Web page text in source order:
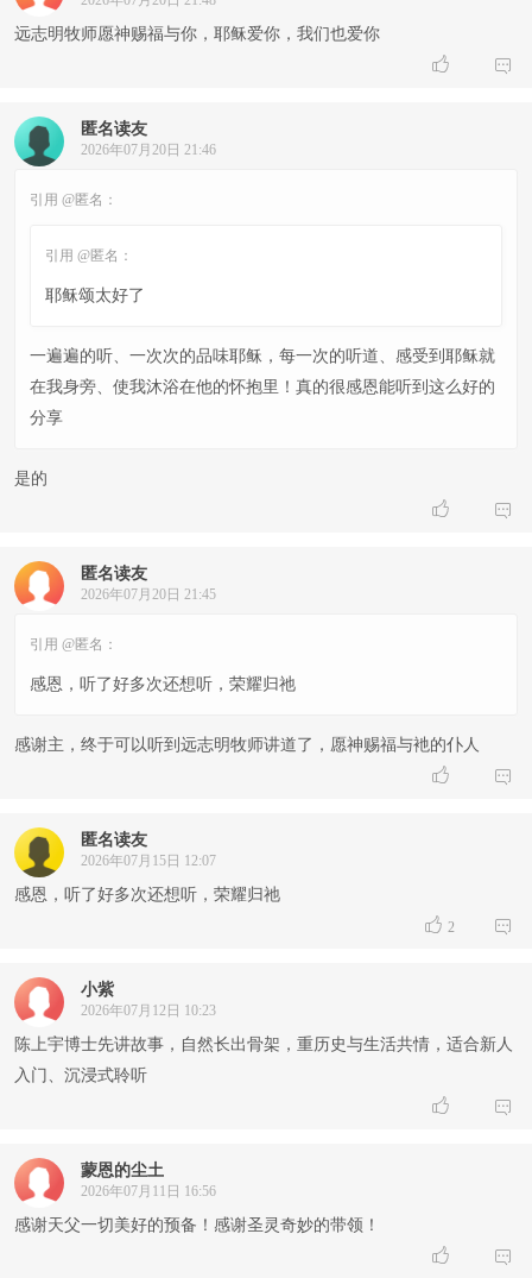
远志明牧师愿神赐福与你，耶稣爱你，我们也爱你
 
匿名读友
2026年07月20日 21:46
引用 @匿名：
引用 @匿名：
耶稣颂太好了
一遍遍的听、一次次的品味耶稣，每一次的听道、感受到耶稣就
在我身旁、使我沐浴在他的怀抱里！真的很感恩能听到这么好的
分享
是的
 
匿名读友
2026年07月20日 21:45
引用 @匿名：
感恩，听了好多次还想听，荣耀归祂
感谢主，终于可以听到远志明牧师讲道了，愿神赐福与衪的仆人
 
匿名读友
2026年07月15日 12:07
感恩，听了好多次还想听，荣耀归祂
 2 
小紫
2026年07月12日 10:23
陈上宇博士先讲故事，自然长出骨架，重历史与生活共情，适合新人
入门、沉浸式聆听
 
蒙恩的尘土
2026年07月11日 16:56
感谢天父一切美好的预备！感谢圣灵奇妙的带领！
 